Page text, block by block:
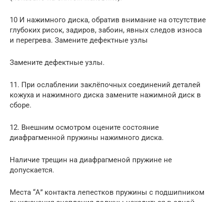
10 И нажимного диска, обратив внимание на отсутствие
глубоких рисок, задиров, забоин, явных следов износа
и перегрева. Замените дефектные узлы
Замените дефектные узлы.
11. При ослаблении заклёпочных соединений деталей
кожуха и нажимного диска замените нажимной диск в
сборе.
12. Внешним осмотром оцените состояние
диафрагменной пружины нажимного диска.
Наличие трещин на диафрагменой пружине не
допускается.
Места “А” контакта лепестков пружины с подшипником